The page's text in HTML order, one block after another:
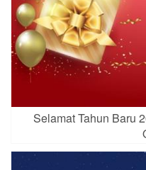
Selamat Tahun Baru